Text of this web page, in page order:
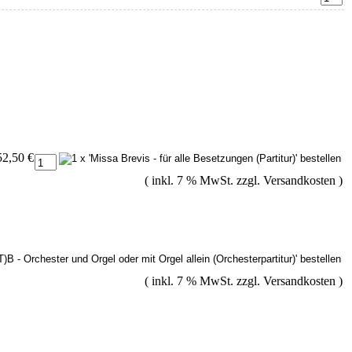
€
( inkl. 7 % MwSt. zzgl. Versandkosten )
( inkl. 7 % MwSt. zzgl. Versandkosten )